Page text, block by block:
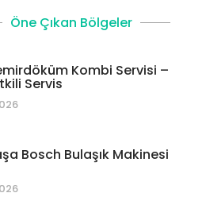
Öne Çıkan Bölgeler
Kombi Servisi –
Servis
Bosch Bulaşık Makinesi